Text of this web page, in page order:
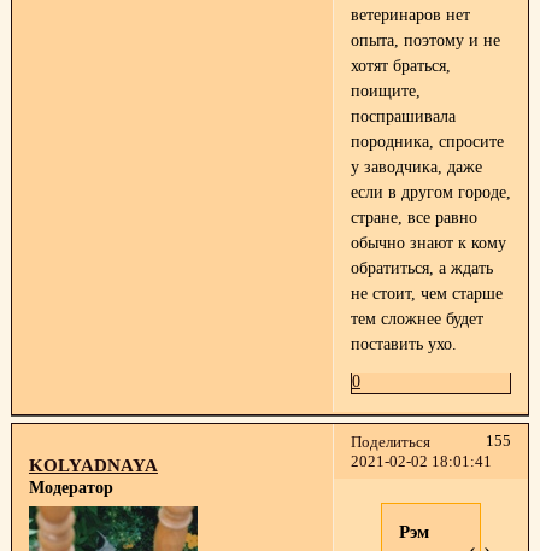
ветеринаров нет
опыта, поэтому и не
хотят браться,
поищите,
поспрашивала
породника, спросите
у заводчика, даже
если в другом городе,
стране, все равно
обычно знают к кому
обратиться, а ждать
не стоит, чем старше
тем сложнее будет
поставить ухо.
0
Поделиться
155
2021-02-02 18:01:41
KOLYADNAYA
Модератор
Рэм